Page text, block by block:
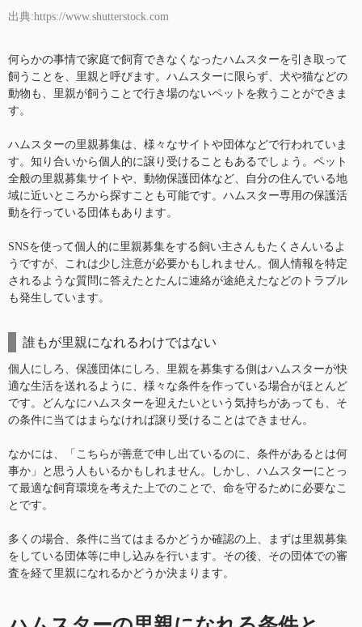
出典:https://www.shutterstock.com
何らかの事情で家庭で飼育できなくなったハムスターを引き取って
飼うことを、里親と呼びます。ハムスターに限らず、犬や猫などの
動物も、里親が飼うことで行き場のないペットを救うことができま
す。
ハムスターの里親募集は、様々なサイトや団体などで行われていま
す。知り合いから個人的に譲り受けることもあるでしょう。ペット
全般の里親募集サイトや、動物保護団体など、自分の住んでいる地
域に近いところから探すことも可能です。ハムスター専用の保護活
動を行っている団体もあります。
SNSを使って個人的に里親募集をする飼い主さんもたくさんいるよ
うですが、これは少し注意が必要かもしれません。個人情報を特定
されるような質問に答えたとたんに連絡が途絶えたなどのトラブル
も発生しています。
誰もが里親になれるわけではない
個人にしろ、保護団体にしろ、里親を募集する側はハムスターが快
適な生活を送れるように、様々な条件を作っている場合がほとんど
です。どんなにハムスターを迎えたいという気持ちがあっても、そ
の条件に当てはまらなければ譲り受けることはできません。
なかには、「こちらが善意で申し出ているのに、条件があるとは何
事か」と思う人もいるかもしれません。しかし、ハムスターにとっ
て最適な飼育環境を考えた上でのことで、命を守るために必要なこ
とです。
多くの場合、条件に当てはまるかどうか確認の上、まずは里親募集
をしている団体等に申し込みを行います。その後、その団体での審
査を経て里親になれるかどうか決まります。